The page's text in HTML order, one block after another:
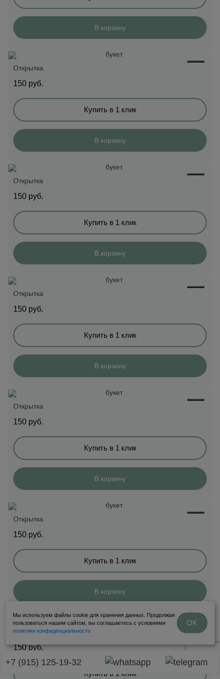
В корзину
Открытка
150 руб.
Купить в 1 клик
В корзину
Открытка
150 руб.
Купить в 1 клик
В корзину
Открытка
150 руб.
Купить в 1 клик
В корзину
Открытка
150 руб.
Купить в 1 клик
В корзину
Открытка
150 руб.
Купить в 1 клик
В корзину
Открытка
150руб.
Купить в 1 клик
Мы используем файлы cookie для хранения данных. Продолжая
пользоваться нашим сайтом, вы соглашаетесь с условиями
политики конфиденциальности
OK
+7 (915) 125-19-32